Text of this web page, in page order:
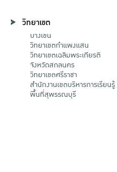
วิทยาเขต
บางเขน
วิทยาเขตกําแพงแสน
วิทยาเขตเฉลิมพระเกียรติ
จังหวัดสกลนคร
วิทยาเขตศรีราชา
สำนักงานเขตบริหารการเรียนรู้
พื้นที่สุพรรณบุรี